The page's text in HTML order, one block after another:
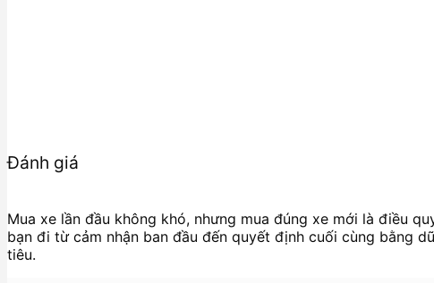
Đánh giá
Mua xe lần đầu không khó, nhưng mua đúng xe mới là điều
bạn đi từ cảm nhận ban đầu đến quyết định cuối cùng bằng
tiêu.